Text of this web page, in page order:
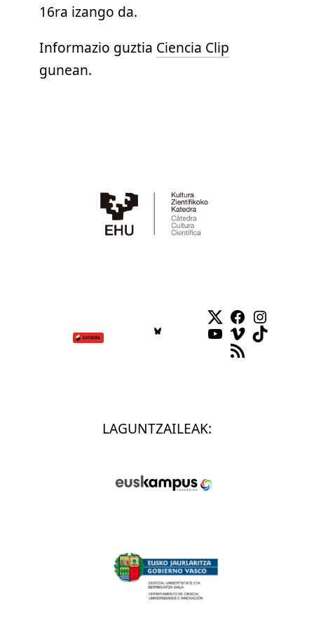
16ra izango da.
Informazio guztia Ciencia Clip
gunean.
Twitter
Facebook
YouTube
VimeoTikTok
RSS Feed
LAGUNTZAILEAK: